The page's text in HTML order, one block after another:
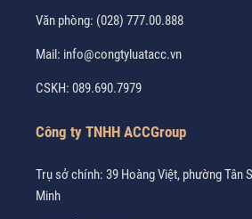
Văn phòng: (028) 777.00.888
Mail: info@congtyluatacc.vn
CSKH: 089.690.7979
Công ty TNHH ACCGroup
Trụ sở chính: 39 Hoàng Việt, phường Tân
Minh